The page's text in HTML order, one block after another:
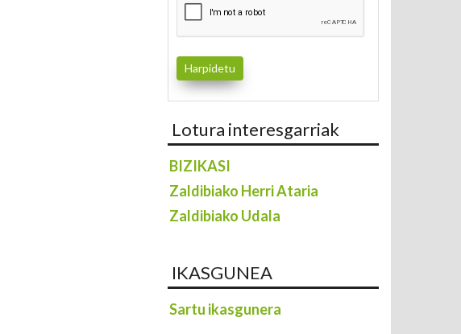
Lotura interesgarriak
BIZIKASI
Zaldibiako Herri Ataria
Zaldibiako Udala
IKASGUNEA
Sartu ikasgunera